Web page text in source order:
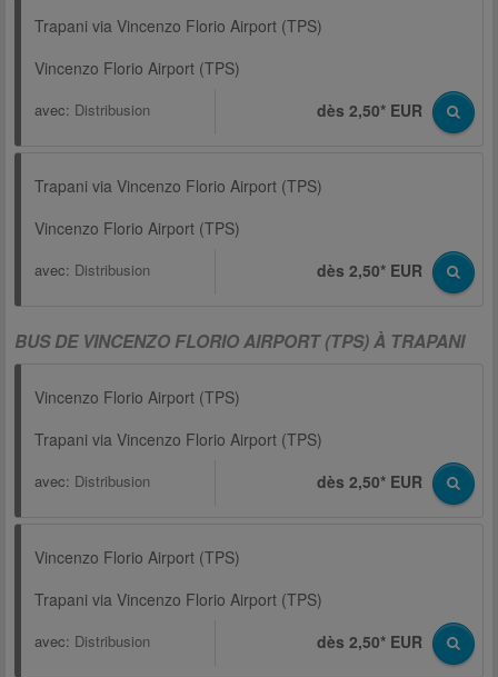
Trapani via Vincenzo Florio Airport (TPS)
Vincenzo Florio Airport (TPS)
avec: Distribusion dès 2,50* EUR
Trapani via Vincenzo Florio Airport (TPS)
Vincenzo Florio Airport (TPS)
avec: Distribusion dès 2,50* EUR
BUS DE VINCENZO FLORIO AIRPORT (TPS) À TRAPANI
Vincenzo Florio Airport (TPS)
Trapani via Vincenzo Florio Airport (TPS)
avec: Distribusion dès 2,50* EUR
Vincenzo Florio Airport (TPS)
Trapani via Vincenzo Florio Airport (TPS)
avec: Distribusion dès 2,50* EUR